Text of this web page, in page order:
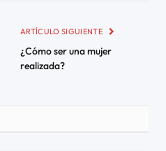
ARTÍCULO SIGUIENTE
¿Cómo ser una mujer
realizada?